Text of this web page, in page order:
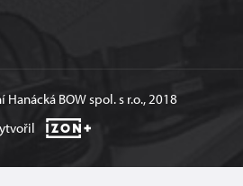
BOW spol. s r.o., 2018